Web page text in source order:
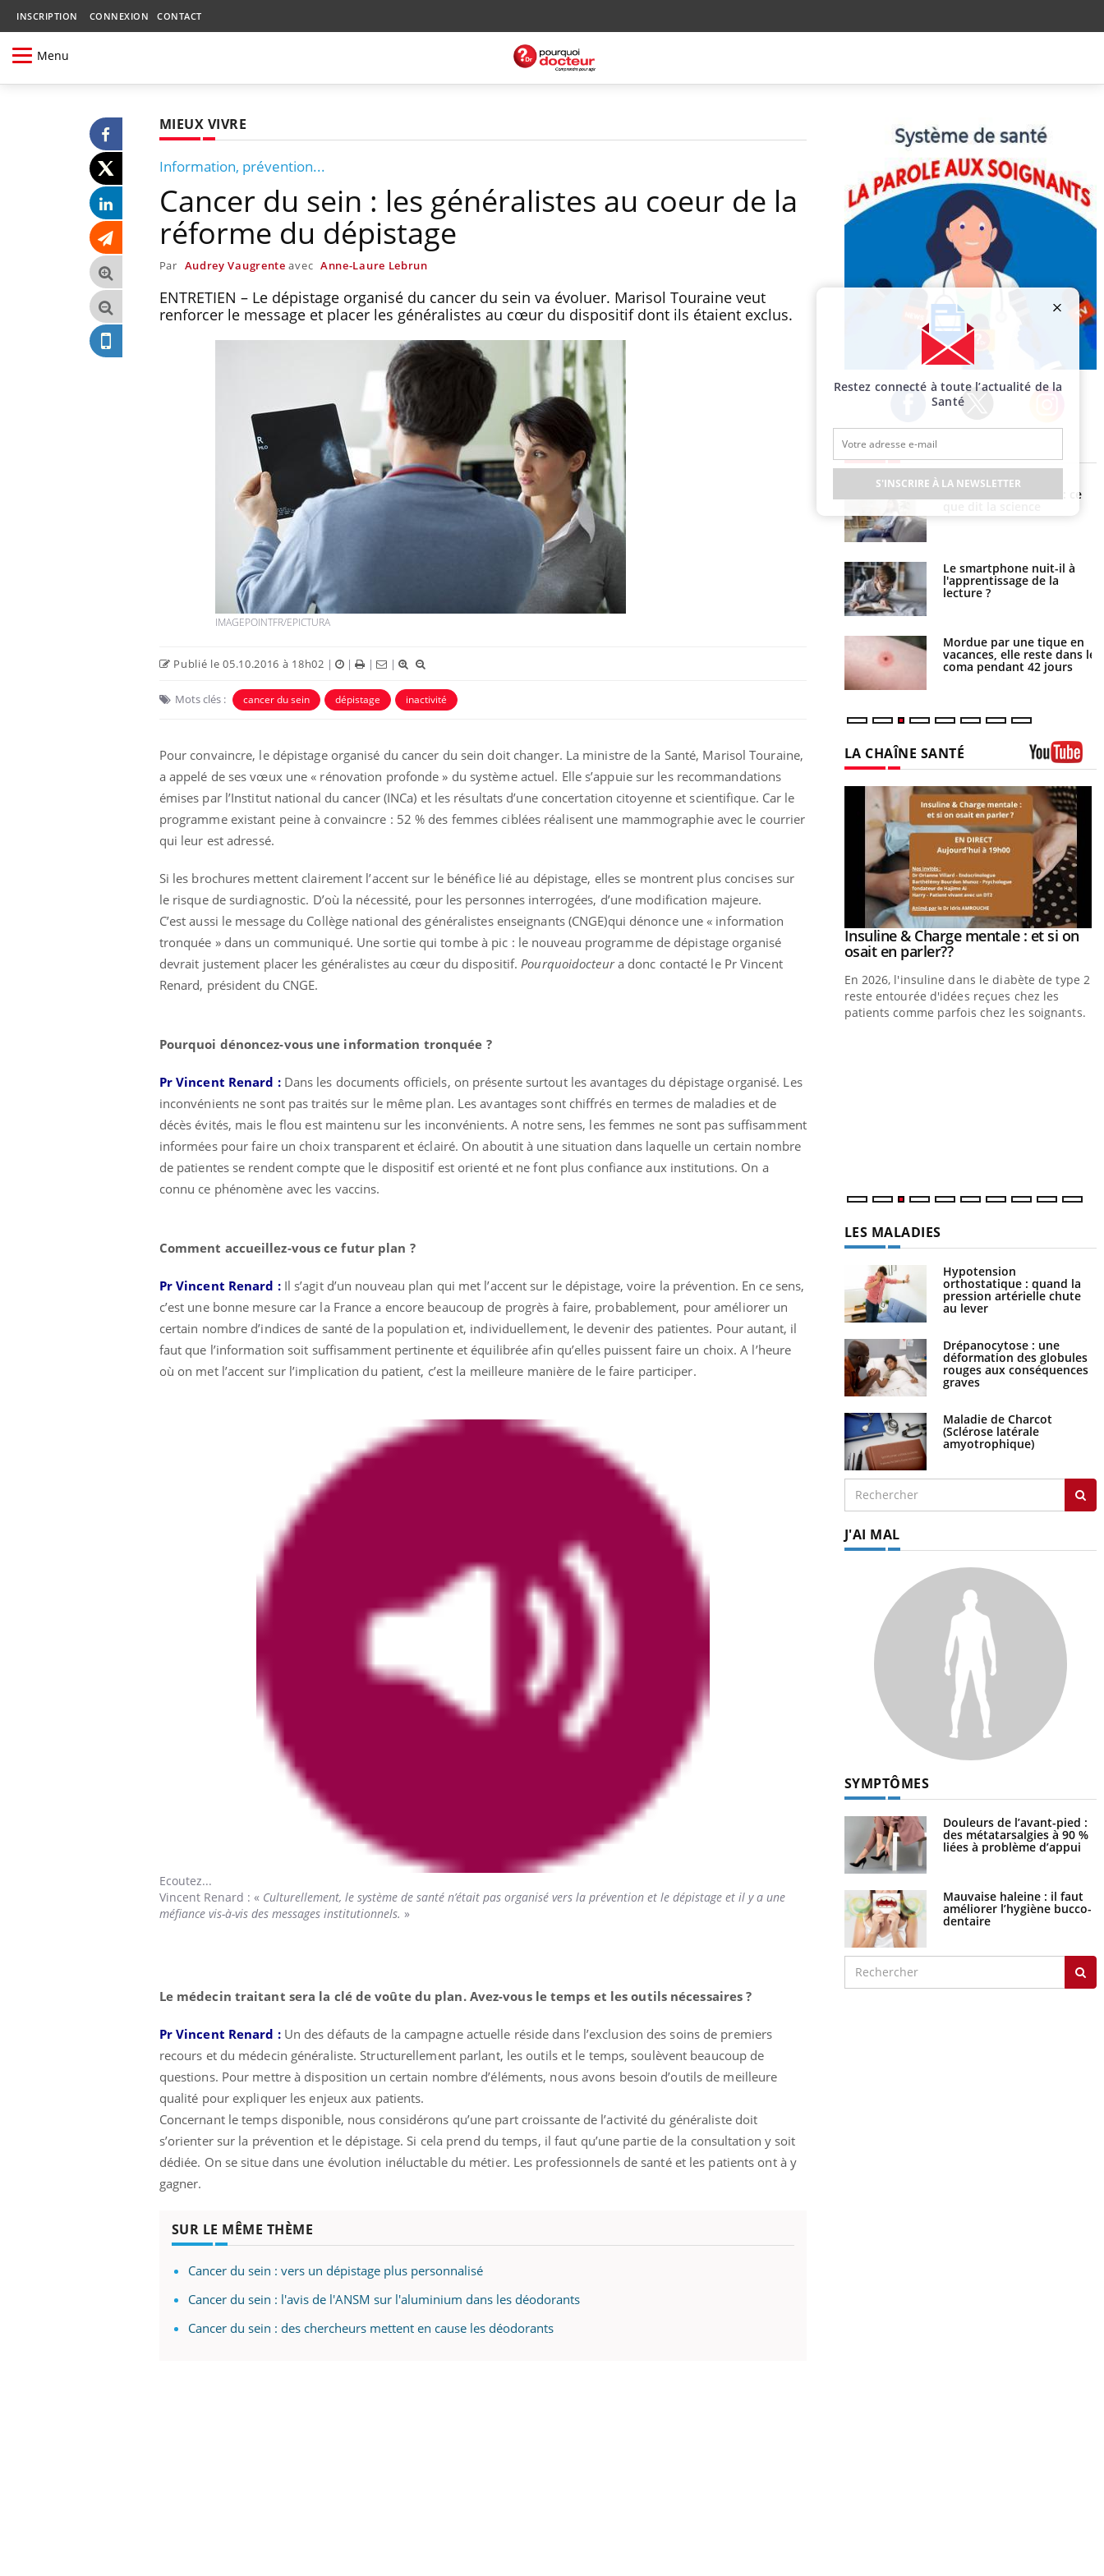
INSCRIPTION CONNEXION CONTACT
Menu
MIEUX VIVRE
Information, prévention...
Cancer du sein : les généralistes au coeur de la
réforme du dépistage
Par Audrey Vaugrente avec Anne-Laure Lebrun
ENTRETIEN – Le dépistage organisé du cancer du sein va évoluer. Marisol Touraine veut
renforcer le message et placer les généralistes au cœur du dispositif dont ils étaient exclus.
IMAGEPOINTFR/EPICTURA
Publié le 05.10.2016 à 18h02 | | | |
Mots clés : cancer du sein dépistage inactivité
Pour convaincre, le dépistage organisé du cancer du sein doit changer. La ministre de la Santé, Marisol Touraine,
a appelé de ses vœux une « rénovation profonde » du système actuel. Elle s’appuie sur les recommandations
émises par l’Institut national du cancer (INCa) et les résultats d’une concertation citoyenne et scientifique. Car le
programme existant peine à convaincre : 52 % des femmes ciblées réalisent une mammographie avec le courrier
qui leur est adressé.
Si les brochures mettent clairement l’accent sur le bénéfice lié au dépistage, elles se montrent plus concises sur
le risque de surdiagnostic. D’où la nécessité, pour les personnes interrogées, d’une modification majeure.
C’est aussi le message du Collège national des généralistes enseignants (CNGE)qui dénonce une « information
tronquée » dans un communiqué. Une sortie qui tombe à pic : le nouveau programme de dépistage organisé
devrait justement placer les généralistes au cœur du dispositif. Pourquoidocteura donc contacté le Pr Vincent
Renard, président du CNGE.
Pourquoi dénoncez-vous une information tronquée ?
Pr Vincent Renard : Dans les documents officiels, on présente surtout les avantages du dépistage organisé. Les
inconvénients ne sont pas traités sur le même plan. Les avantages sont chiffrés en termes de maladies et de
décès évités, mais le flou est maintenu sur les inconvénients. A notre sens, les femmes ne sont pas suffisamment
informées pour faire un choix transparent et éclairé. On aboutit à une situation dans laquelle un certain nombre
de patientes se rendent compte que le dispositif est orienté et ne font plus confiance aux institutions. On a
connu ce phénomène avec les vaccins.
Comment accueillez-vous ce futur plan ?
Pr Vincent Renard : Il s’agit d’un nouveau plan qui met l’accent sur le dépistage, voire la prévention. En ce sens,
c’est une bonne mesure car la France a encore beaucoup de progrès à faire, probablement, pour améliorer un
certain nombre d’indices de santé de la population et, individuellement, le devenir des patientes. Pour autant, il
faut que l’information soit suffisamment pertinente et équilibrée afin qu’elles puissent faire un choix. A l’heure
où on met l’accent sur l’implication du patient, c’est la meilleure manière de le faire participer.
Ecoutez...
Vincent Renard : « Culturellement, le système de santé n’était pas organisé vers la prévention et le dépistage et il y a une
méfiance vis-à-vis des messages institutionnels. »
Le médecin traitant sera la clé de voûte du plan. Avez-vous le temps et les outils nécessaires ?
Pr Vincent Renard : Un des défauts de la campagne actuelle réside dans l’exclusion des soins de premiers
recours et du médecin généraliste. Structurellement parlant, les outils et le temps, soulèvent beaucoup de
questions. Pour mettre à disposition un certain nombre d’éléments, nous avons besoin d’outils de meilleure
qualité pour expliquer les enjeux aux patients.
Concernant le temps disponible, nous considérons qu’une part croissante de l’activité du généraliste doit
s’orienter sur la prévention et le dépistage. Si cela prend du temps, il faut qu’une partie de la consultation y soit
dédiée. On se situe dans une évolution inéluctable du métier. Les professionnels de santé et les patients ont à y
gagner.
SUR LE MÊME THÈME
Cancer du sein : vers un dépistage plus personnalisé
Cancer du sein : l'avis de l'ANSM sur l'aluminium dans les déodorants
Cancer du sein : des chercheurs mettent en cause les déodorants
Facebook Twitter Instagram
EN DIRECT
La sieste empêche-t-elle de
dormir la nuit ?
VIH : la fin du comprimé
tous les jours se profile-t-
Grossesse et chaleur : ce
Le smartphone nuit-il à
l'apprentissage de la
lecture ?
Mordue par une tique en
vacances, elle reste dans le
coma pendant 42 jours
LA CHAÎNE SANTÉ
Youtube
Eczéma Chronique des Mains :
expliquer ma maladieYoutube
Carence en fer : comprendre pour
prévenirYoutube
Youtube
Insuline & Charge mentale : et si on
osait en parler??Youtube
En 2026, l'insuline dans le diabète de type 2
reste entourée d'idées reçues chez les
patients comme parfois chez les soignants.
LES MALADIES
Hypotension
orthostatique : quand la
pression artérielle chute
au lever
Drépanocytose : une
déformation des globules
rouges aux conséquences
graves
Maladie de Charcot
(Sclérose latérale
amyotrophique)
J'AI MAL
SYMPTÔMES
Douleurs de l’avant-pied :
des métatarsalgies à 90 %
liées à problème d’appui
Mauvaise haleine : il faut
améliorer l’hygiène bucco-
dentaire
Restez connecté à toute l’actualité de la
Santé
S'INSCRIRE À LA NEWSLETTER